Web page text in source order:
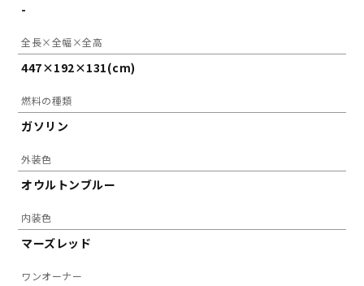
-
全長×全幅×全高
447×192×131(cm)
燃料の種類
ガソリン
外装色
オウルトンブルー
内装色
マーズレッド
ワンオーナー